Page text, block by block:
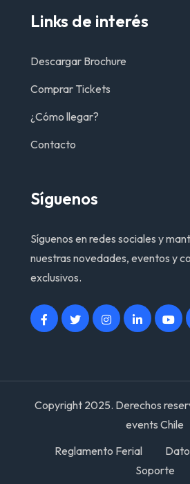
Links de interés
Descargar Brochure
Comprar Tickets
¿Cómo llegar?
Contacto
Síguenos
Síguenos en redes sociales y
nuestras novedades, eventos y
exclusivos.
Copyright 2025. Derechos
events Chile
Reglamento Ferial
Soporte